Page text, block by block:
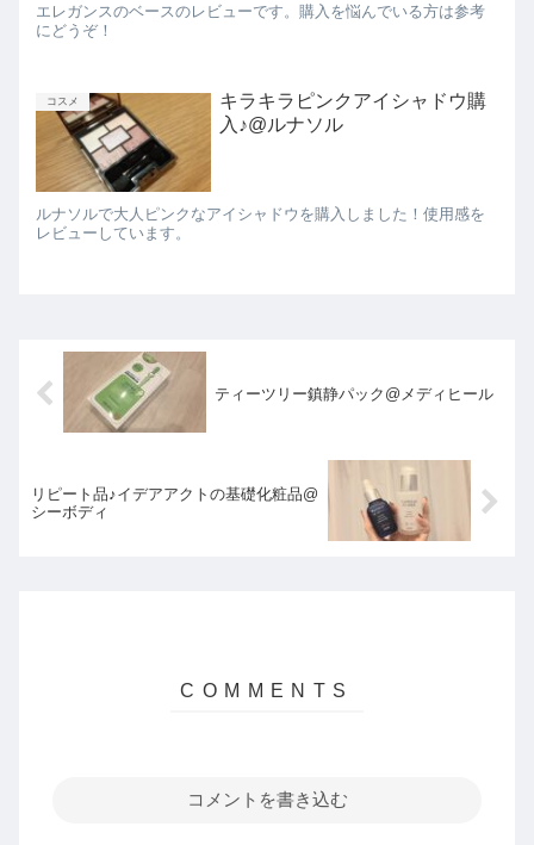
エレガンスのベースのレビューです。購入を悩んでいる方は参考
にどうぞ！
コスメ
キラキラピンクアイシャドウ購
入♪@ルナソル
ルナソルで大人ピンクなアイシャドウを購入しました！使用感を
レビューしています。
ティーツリー鎮静パック@メディヒール
リピート品♪イデアアクトの基礎化粧品@
シーボディ
コメントを書き込む